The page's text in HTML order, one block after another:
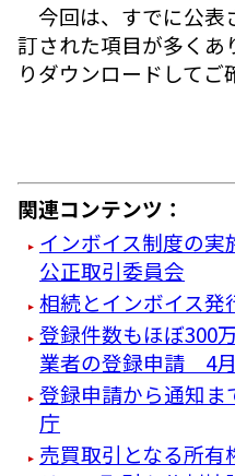
今回は、すでに公表
訂された項目が多くあ
りダウンロードしてご
関連コンテンツ：
インボイス制度の
公正取引委員会
相続とインボイス発
登録件数もほぼ300
業者の登録申請 4
登録申請から通知
庁
売買取引となる所有